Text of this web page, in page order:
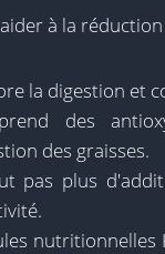
à la
la digestion et
des
des graisses.
pas plus